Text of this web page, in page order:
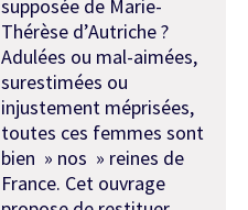
supposée de Marie-
Thérèse d’Autriche ?
Adulées ou mal-aimées,
surestimées ou
injustement méprisées,
toutes ces femmes sont
bien » nos » reines de
France. Cet ouvrage